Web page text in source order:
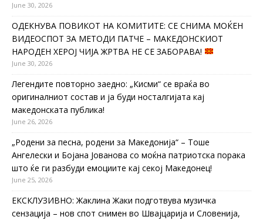
June 30, 2026
ОДЕКНУВА ПОВИКОТ НА КОМИТИТЕ: СЕ СНИМА МОЌЕН
ВИДЕОСПОТ ЗА МЕТОДИ ПАТЧЕ – МАКЕДОНСКИОТ
НАРОДЕН ХЕРОЈ ЧИЈА ЖРТВА НЕ СЕ ЗАБОРАВА!
June 30, 2026
Легендите повторно заедно: „Кисми“ се враќа во
оригиналниот состав и ја буди носталгијата кај
македонската публика!
June 26, 2026
„Родени за песна, родени за Македонија“ – Тоше
Ангелески и Бојана Јованова со моќна патриотска порака
што ќе ги разбуди емоциите кај секој Македонец!
June 25, 2026
ЕКСКЛУЗИВНО: Жаклина Жаки подготвува музичка
сензација – нов спот снимен во Швајцарија и Словенија,